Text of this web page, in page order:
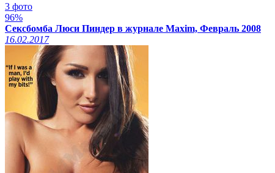
3 фото
96%
Сексбомба Люси Пиндер в журнале Maxim, Февраль 2008
16.02.2017